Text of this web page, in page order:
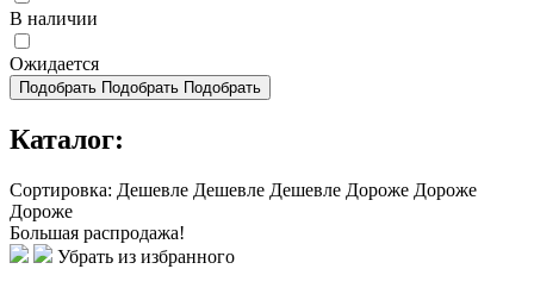
В наличии
Ожидается
Подобрать Подобрать Подобрать
Каталог:
Сортировка: Дешевле Дешевле Дешевле Дороже Дороже
Дороже
Большая распродажа!
Убрать из избранного